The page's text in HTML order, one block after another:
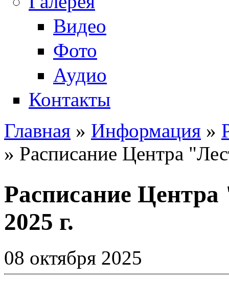
Видео
Фото
Аудио
Контакты
Вы здесь
Главная » Информация »
» Расписание Центра
Расписание
2025 г.
08 октября 2025